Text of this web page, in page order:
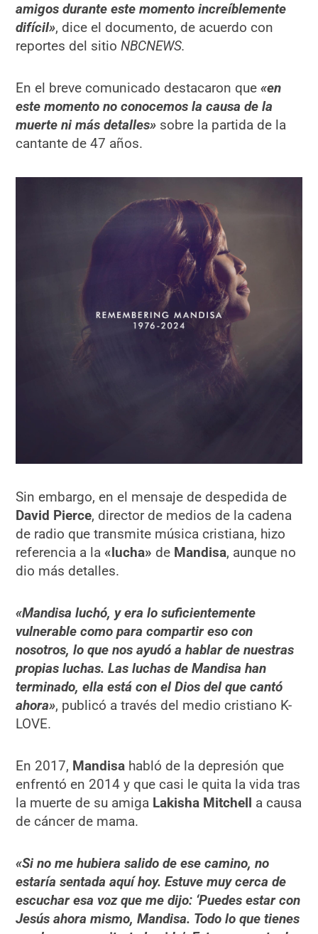
amigos durante este momento increíblemente
difícil», dice el documento, de acuerdo con
reportes del sitioNBCNEWS.
En el breve comunicado destacaron que «en
este momento no conocemos la causa de la
muerte ni más detalles» sobre la partida de la
cantante de 47 años.
Sin embargo, en el mensaje de despedida de
David Pierce, director de medios de la cadena
de radio que transmite música cristiana, hizo
referencia a la «lucha» de Mandisa, aunque no
dio más detalles.
«Mandisa luchó, y era lo suficientemente
vulnerable como para compartir eso con
nosotros, lo que nos ayudó a hablar de nuestras
propias luchas. Las luchas de Mandisa han
terminado, ella está con el Dios del que cantó
ahora», publicó a través del medio cristiano K-
LOVE.
En 2017, Mandisa habló de la depresión que
enfrentó en 2014 y que casi le quita la vida tras
la muerte de su amiga Lakisha Mitchell a causa
de cáncer de mama.
«Si no me hubiera salido de ese camino, no
estaría sentada aquí hoy. Estuve muy cerca de
escuchar esa voz que me dijo: ‘Puedes estar con
Jesús ahora mismo, Mandisa. Todo lo que tienes